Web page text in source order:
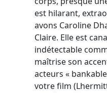
est hilarant,
avons Caroline
Claire. Elle est
indétectable
maîtrise son
acteurs «
votre film